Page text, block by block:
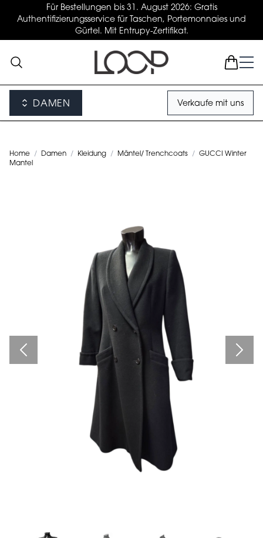
Für Bestellungen bis 31. August 2026: Gratis
Authentifizierungsservice für Taschen, Portemonnaies und
Gürtel. Mit Entrupy-Zertifikat.
DAMEN Verkaufe mit uns
Home / Damen / Kleidung / Mäntel/ Trenchcoats / GUCCI Winter
Mantel